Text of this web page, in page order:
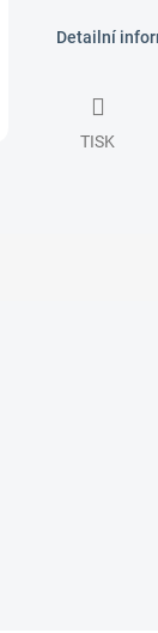
Detailní
TISK